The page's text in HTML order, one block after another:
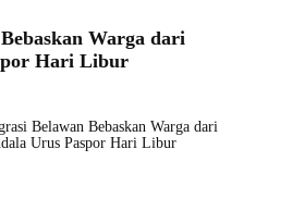
Warga dari
Hari Libur
Belawan Bebaskan Warga dari
Urus Paspor Hari Libur